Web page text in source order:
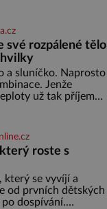
své rozpálené tělo
a sluníčko. Naprosto
Jenže
už tak příjemné
tropy zaryjí pod
úlevu v bazénu
klimatizace. Jenže
můžeme být v jejich
však zoufat.
mít promyšlený
pařáky si na
roste s
který se vyvíjí a
od prvních dětských
po dospívání.